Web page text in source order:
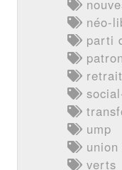
néo-
parti
ump
verts